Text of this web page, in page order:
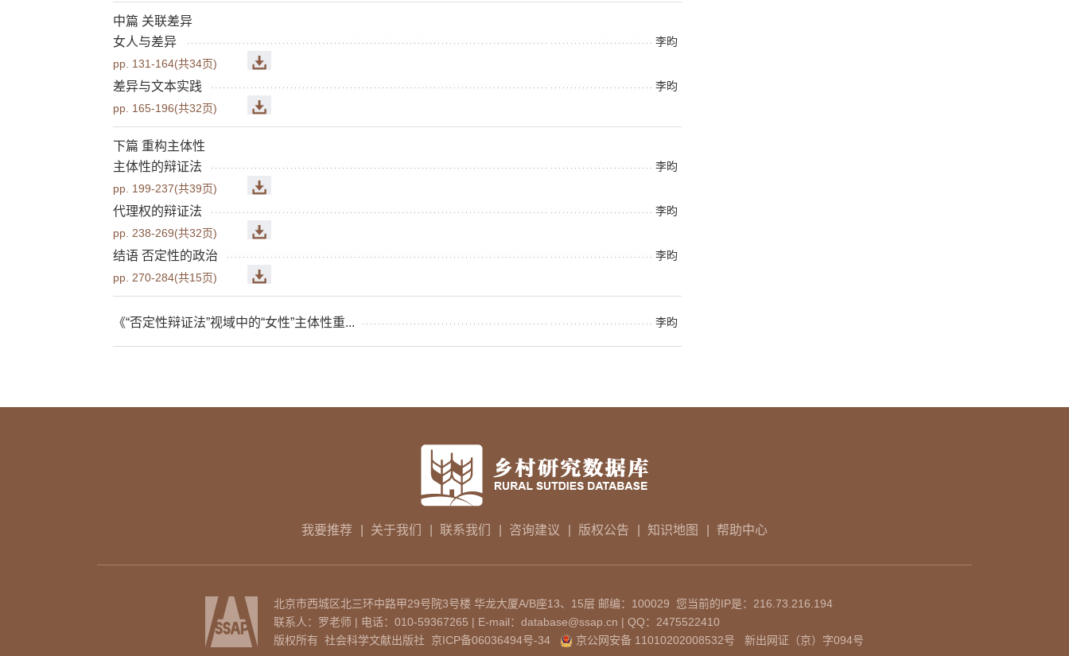
中篇 关联差异
女人与差异
李昀
pp. 131-164(共34页)
差异与文本实践
李昀
pp. 165-196(共32页)
下篇 重构主体性
主体性的辩证法
李昀
pp. 199-237(共39页)
代理权的辩证法
李昀
pp. 238-269(共32页)
结语 否定性的政治
李昀
pp. 270-284(共15页)
《“否定性辩证法”视域中的“女性”主体性重... 李昀
我要推荐 关于我们 联系我们 咨询建议 版权公告 知识地图 帮助中心
北京市西城区北三环中路甲29号院3号楼 华龙大厦A/B座13、15层 邮编：100029 您当前的IP是： 216.73.216.194
联系人：罗老师 | 电话：010-59367265 | E-mail：database@ssap.cn | QQ：2475522410
版权所有 社会科学文献出版社 京ICP备06036494号-34 京公网安备 11010202008532号 新出网证（京）字094号